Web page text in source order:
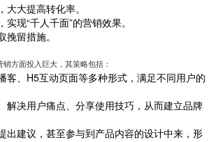
大提高转化率。
现“千人千面”的营销效果。
留措施。
方面投入巨大，其策略包括：
、H5互动页面等多种形式，满足不同用户的
解决用户痛点、分享使用技巧，从而建立品牌
出建议，甚至参与到产品内容的设计中来，形